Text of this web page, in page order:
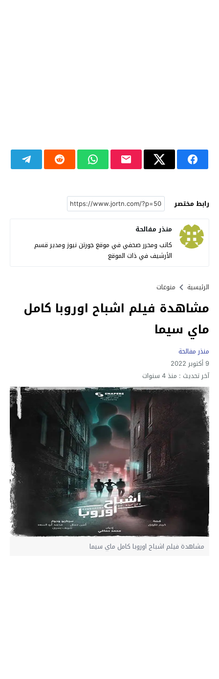
رابط مختصر
منذر مفالحة
كاتب ومحرر صحفي في موقع جورتن نيوز ومدير قسم
الأرشيف في ذات الموقع
الرئيسية منوعات
مشاهدة فيلم اشباح اوروبا كامل
ماي سيما
منذر مفالحة
9 أكتوبر 2022
آخر تحديث : منذ 4 سنوات
مشاهدة فيلم اشباح اوروبا كامل ماي سيما